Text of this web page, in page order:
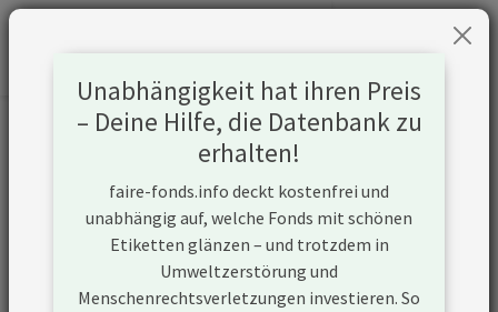
Informationen zum Unternehmen
Nokia Corporation
https://www.nokia.com/
Konflikte
Unabhängigkeit hat ihren Preis
– Deine Hilfe, die Datenbank zu
erhalten!
faire-fonds.info deckt kostenfrei und
unabhängig auf, welche Fonds mit schönen
Etiketten glänzen – und trotzdem in
Umweltzerstörung und
Menschenrechtsverletzungen investieren. So